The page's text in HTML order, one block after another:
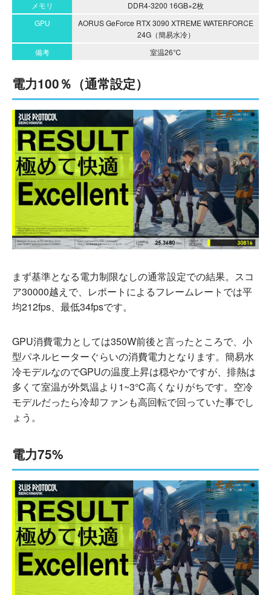
メモリ
DDR4-3200 16GB×2枚
GPU
AORUS GeForce RTX 3090 XTREME WATERFORCE
24G（簡易水冷）
備考
室温26℃
電力100％（通常設定）
まず基準となる電力制限なしの通常設定での結果。スコ
ア30000越えで、レポートによるフレームレートでは平
均212fps、最低34fpsです。
GPU消費電力としては350W前後と言ったところで、小
型パネルヒーターぐらいの消費電力となります。簡易水
冷モデルなのでGPUの温度上昇は穏やかですが、排熱は
多くて室温が外気温より1~3℃高くなりがちです。空冷
モデルだったら冷却ファンも高回転で回っていた事でし
ょう。
電力75%